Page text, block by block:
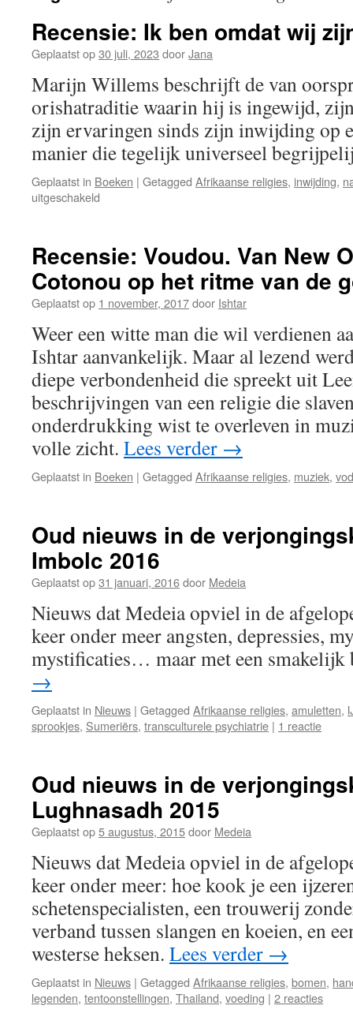
Recensie: Ik ben omdat wij
Geplaatst op30 juli, 2023 doorJana
Marijn Willems beschrijft de van
orishatraditie waarin hij is ingewijd,
zijn ervaringen sinds zijn inwijding op
manier die tegelijk universeel
Geplaatst in Boeken | Getagged Afrikaanse religies, inwijding,
uitgeschakeld
omdat
wij
zijn
Recensie: Voudou. Van New
Cotonou op het ritme van de
Geplaatst op 1 november, 2017door Ishtar
Weer een witte man die wil verdienen
Ishtar aanvankelijk. Maar al lezend
diepe verbondenheid die spreekt uit
beschrijvingen van een religie die
onderdrukking wist te overleven in
volle zicht. Lees verder →
Geplaatst in Boeken | Getagged Afrikaanse religies, muziek,
Oud nieuws in de
Imbolc 2016
Geplaatst op31 januari, 2016door Medeia
Nieuws dat Medeia opviel in de
keer onder meer angsten, depressies,
mystificaties… maar met een smakelijk
→
Geplaatst in Nieuws | Getagged Afrikaanse religies, amuletten,
sprookjes, Sumeriërs, transculturele psychiatrie | 1 reactie
Oud nieuws in de
Lughnasadh 2015
Geplaatst op5 augustus, 2015door Medeia
Nieuws dat Medeia opviel in de
keer onder meer: hoe kook je een
schetenspecialisten, een trouwerij
verband tussen slangen en koeien, en
westerse heksen. Lees verder →
Geplaatst in Nieuws | Getagged Afrikaanse religies, bomen,
legenden, tentoonstellingen, Thailand, voeding | 2 reacties